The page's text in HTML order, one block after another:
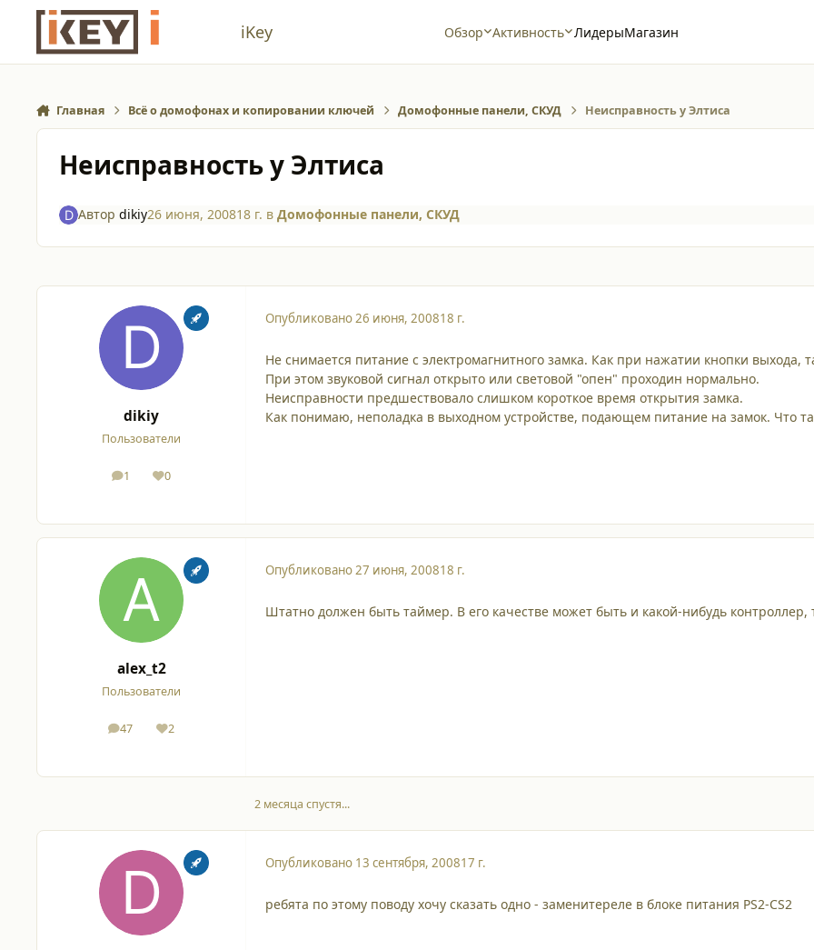
Перейти к содержанию
iKey Обзор Активность ЛидерыМагазин
Главная Всё о домофонах и копировании ключей Домофонные панели, СКУД Неисправность у Элтиса
Неисправность у Элтиса
Автор dikiy26 июня, 200818 г. в Домофонные панели, СКУД
dikiy
Пользователи
1
сообщения
0
Репутация
Опубликовано26 июня, 200818 г.
Не снимается питание с электромагнитного замка. Как при нажатии кнопки
При этом звуковой сигнал открыто или световой "опен" проходин нормально.
Неисправности предшествовало слишком короткое время открытия замка.
Как понимаю, неполадка в выходном устройстве, подающем питание на замок. Что
alex_t2
Пользователи
47
сообщения
2
Репутация
Опубликовано27 июня, 200818 г.
Штатно должен быть таймер. В его качестве может быть и какой-нибудь контроллер,
2 месяца спустя...
Опубликовано 13 сентября, 200817 г.
ребята по этому поводу хочу сказать одно - заменитереле в блоке питания PS2-CS2